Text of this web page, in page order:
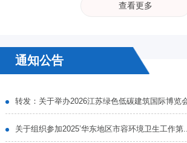
查看更多
通知公告
转发：关于举办2026江苏绿色低碳建筑国际博览
关于组织参加2025’华东地区市容环境卫生工作第